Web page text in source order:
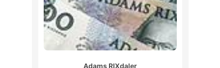
Adams RIXdaler